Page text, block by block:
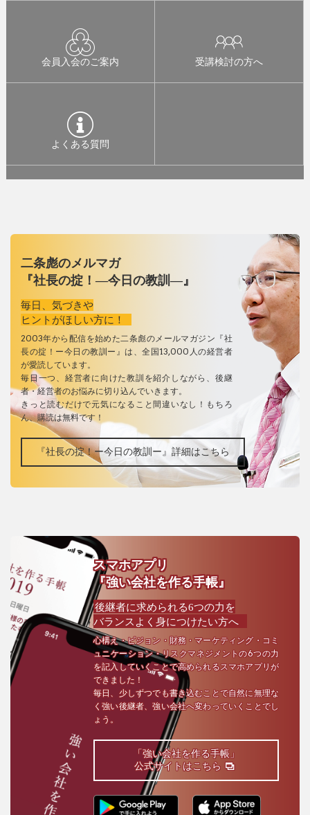
会員入会のご案内 受講検討の方へ
よくある質問
二条彪のメルマガ
『社長の掟！―今日の教訓―』
毎日、気づきや
ヒントがほしい方に！
2003年から配信を始めた二条彪のメールマガジン『社
長の掟！ー今日の教訓ー』は、全国13,000人の経営者
が愛読しています。
毎日一つ、経営者に向けた教訓を紹介しながら、後継
者・経営者のお悩みに切り込んでいきます。
きっと読むだけで元気になること間違いなし！もちろ
ん、購読は無料です！
『社長の掟！ー今日の教訓ー』詳細はこちら
スマホアプリ
『強い会社を作る手帳』
後継者に求められる6つの力を
バランスよく身につけたい方へ
心構え・ビジョン・財務・マーケティング・コミ
ュニケーション・リスクマネジメントの6つの力
を記入していくことで高められるスマホアプリが
できました！
毎日、少しずつでも書き込むことで自然に無理な
く強い後継者、強い会社へ変わっていくことでし
ょう。
「強い会社を作る手帳」
公式サイトはこちら